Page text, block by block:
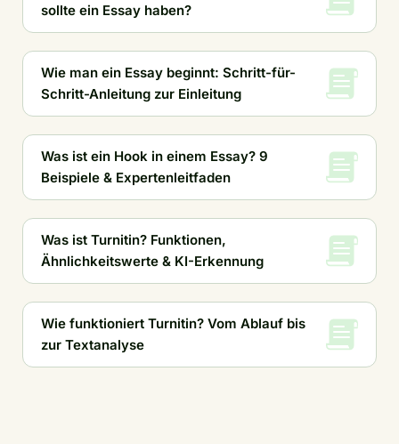
sollte ein Essay haben?
Wie man ein Essay beginnt: Schritt-für-
Schritt-Anleitung zur Einleitung
Was ist ein Hook in einem Essay? 9
Beispiele & Expertenleitfaden
Was ist Turnitin? Funktionen,
Ähnlichkeitswerte & KI-Erkennung
Wie funktioniert Turnitin? Vom Ablauf bis
zur Textanalyse